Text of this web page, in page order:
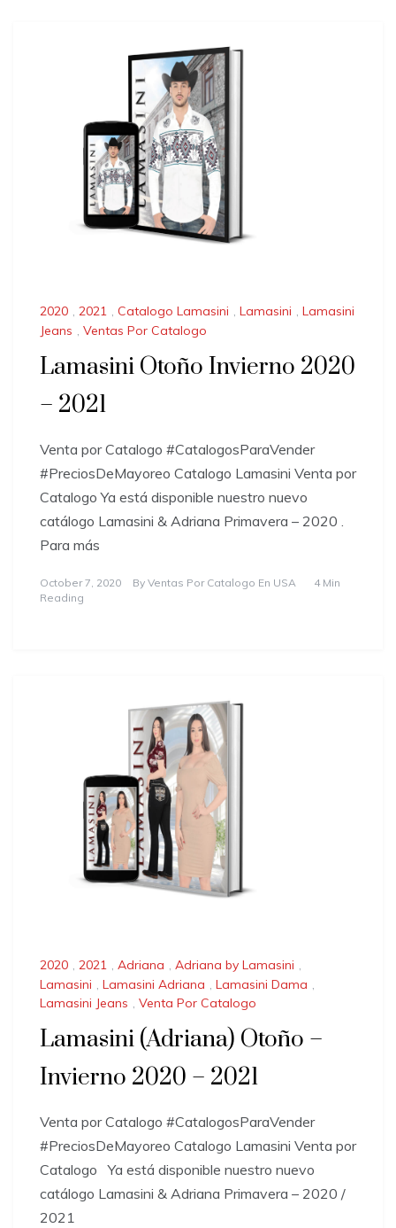
2020 , 2021 , Catalogo Lamasini , Lamasini , Lamasini
Jeans , Ventas Por Catalogo
Lamasini Otoño Invierno 2020
– 2021
Venta por Catalogo #CatalogosParaVender
#PreciosDeMayoreo Catalogo Lamasini Venta por
Catalogo Ya está disponible nuestro nuevo
catálogo Lamasini & Adriana Primavera – 2020 .
Para más
October 7, 2020 By Ventas Por Catalogo En USA
4 Min
Reading
2020 , 2021 , Adriana , Adriana by Lamasini ,
Lamasini , Lamasini Adriana , Lamasini Dama ,
Lamasini Jeans , Venta Por Catalogo
Lamasini (Adriana) Otoño –
Invierno 2020 – 2021
Venta por Catalogo #CatalogosParaVender
#PreciosDeMayoreo Catalogo Lamasini Venta por
Catalogo Ya está disponible nuestro nuevo
catálogo Lamasini & Adriana Primavera – 2020 /
2021